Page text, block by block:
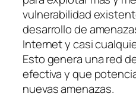
vulnerabilidad
desarrollo de
Internet y casi
Esto genera una red
efectiva y que
nuevas amenazas.